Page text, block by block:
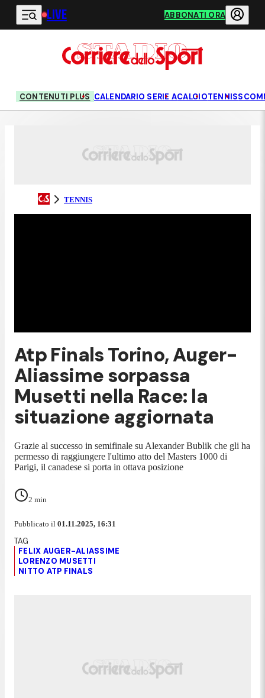
Vai al contenuto principale
LIVE ABBONATI ORA
CONTENUTI PLUS CALENDARIO SERIE ACALCIOTENNIS
TENNIS
Atp Finals Torino, Auger-
Aliassime sorpassa
Musetti nella Race: la
situazione aggiornata
Grazie al successo in semifinale su Alexander Bublik che gli ha
permesso di raggiungere l'ultimo atto del Masters 1000 di
Parigi, il canadese si porta in ottava posizione
2 min
Pubblicato il 01.11.2025, 16:31
FELIX AUGER-ALIASSIME
LORENZO MUSETTI
NITTO ATP FINALS